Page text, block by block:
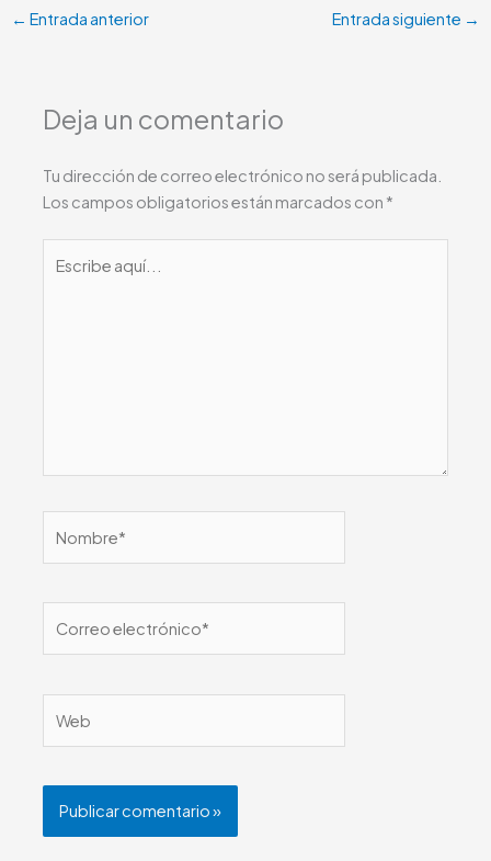
← Entrada anterior Entrada siguiente →
Deja un comentario
Tu dirección de correo electrónico no será publicada.
Los campos obligatorios están marcados con *
aquí...
electrónico*